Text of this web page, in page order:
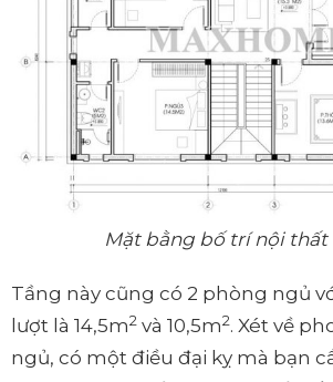
Mặt bằng bố trí nội thất
Tầng này cũng có 2 phòng ngủ
lượt là 14,5m2 và 10,5m2. Xét về
ngủ, có một điều đại kỵ mà bạn